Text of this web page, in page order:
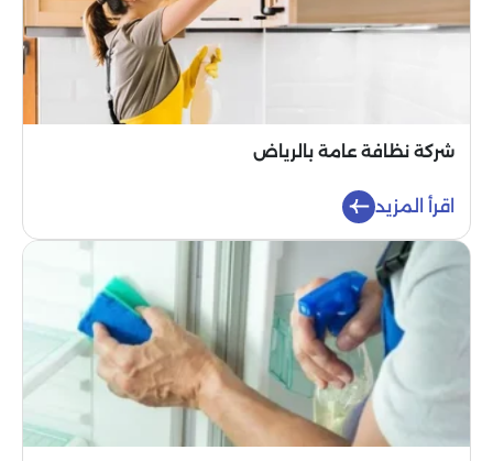
شركة نظافة عامة بالرياض
اقرأ المزيد